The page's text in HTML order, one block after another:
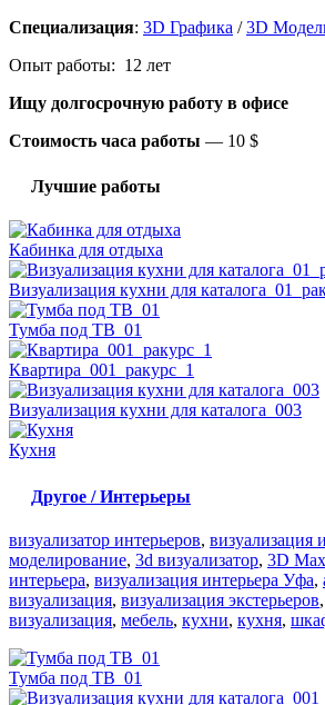
Специализация: 3D Графика /3D
Опыт работы: 12 лет
Ищу долгосрочную работу в офисе
Стоимость часа работы — 10 $
Лучшие работы
Кабинка для отдыха
Визуализация кухни для
Тумба под ТВ_01
Квартира_001_ракурс_1
Визуализация кухни для каталога_003
Кухня
Другое / Интерьеры
визуализатор интерьеров, визуализация
моделирование, 3d визуализатор, 3D Max
интерьера, визуализация интерьера Уфа,
визуализация, визуализация экстерьеров,
визуализация, мебель, кухни, кухня,
Тумба под ТВ_01